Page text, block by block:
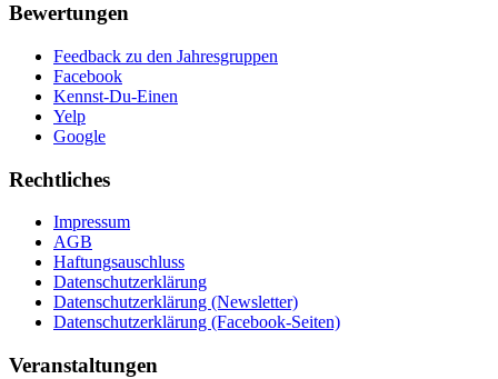
Bewertungen
Feedback zu den Jahresgruppen
Facebook
Kennst-Du-Einen
Yelp
Google
Rechtliches
Impressum
AGB
Haftungsauschluss
Datenschutzerklärung
Datenschutzerklärung (Newsletter)
Datenschutzerklärung (Facebook-Seiten)
Veranstaltungen